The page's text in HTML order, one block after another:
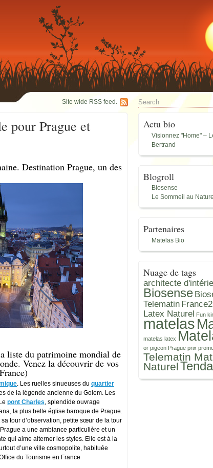
Site wide RSS feed.
pour Prague et
Destination Prague, un des
liste du patrimoine mondial de
Venez la découvrir de vos
. Les ruelles sinueuses du quartier
de la légende ancienne du Golem. Les
pont Charles, splendide ouvrage
la plus belle église baroque de Prague.
sa tour d’observation, petite sœur de la tour
a une ambiance particulière et un
qui aime alterner les styles. Elle est à la
d’une ville cosmopolite, habituée
du Tourisme en France
Actu bio
Visionnez "Home" –
Bertrand
Blogroll
Biosense
Le Sommeil au Naturel
Partenaires
Matelas Bio
Nuage de tags
architecte
Biosense
Telematin
Latex Naturel Fun
matelas
matelas latex
or pigeon Prague prix
Telematin
Naturel